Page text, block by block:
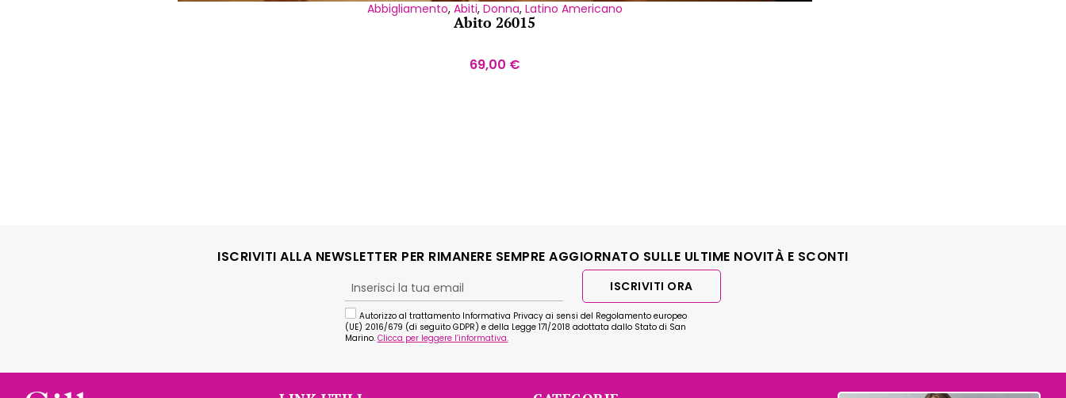
Abbigliamento, Abiti, Donna, Latino Americano
Abito 26015
69,00 €
ISCRIVITI ALLA NEWSLETTER PER RIMANERE SEMPRE AGGIORNATO SULLE ULTIME NOVITÀ E SCONTI
Autorizzo al trattamento Informativa Privacy ai sensi del Regolamento europeo
(UE) 2016/679 (di seguito GDPR) e della Legge 171/2018 adottata dallo Stato di San
Marino. Clicca per leggere l’informativa.
ISCRIVITI ORA